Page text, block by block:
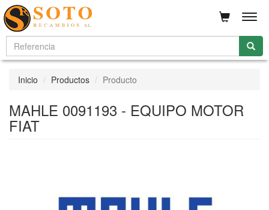
Inicio Productos Producto
MAHLE 0091193 - EQUIPO MOTOR
FIAT